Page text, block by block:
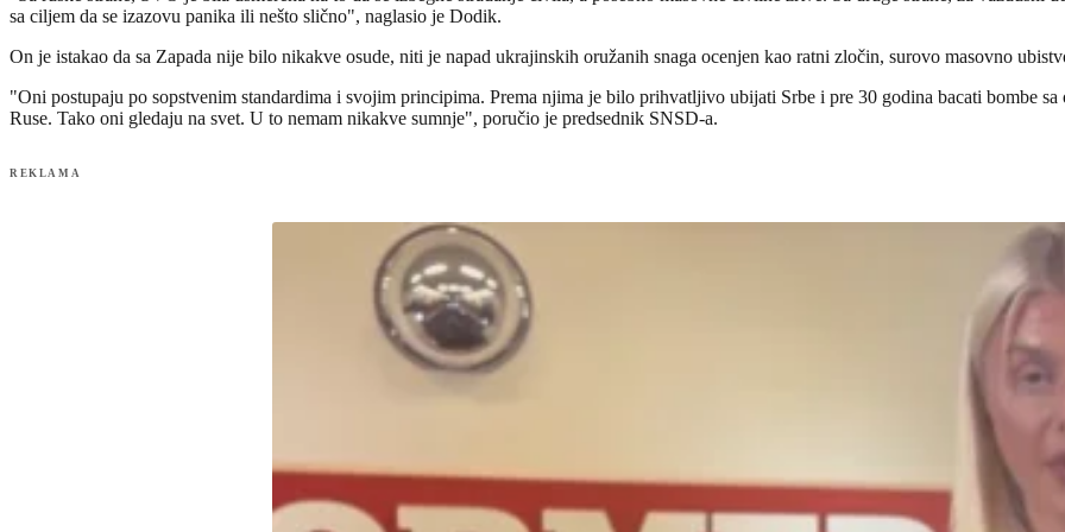
sa ciljem da se izazovu panika ili nešto slično", naglasio je Dodik.
On je istakao da sa Zapada nije bilo nikakve osude, niti je napad ukrajinskih oružanih snaga ocenjen kao ratni zločin, surovo masovno
"Oni postupaju po sopstvenim standardima i svojim principima. Prema njima je bilo prihvatljivo ubijati Srbe i pre 30 godina bacati bombe
Ruse. Tako oni gledaju na svet. U to nemam nikakve sumnje", poručio je predsednik SNSD-a.
REKLAMA